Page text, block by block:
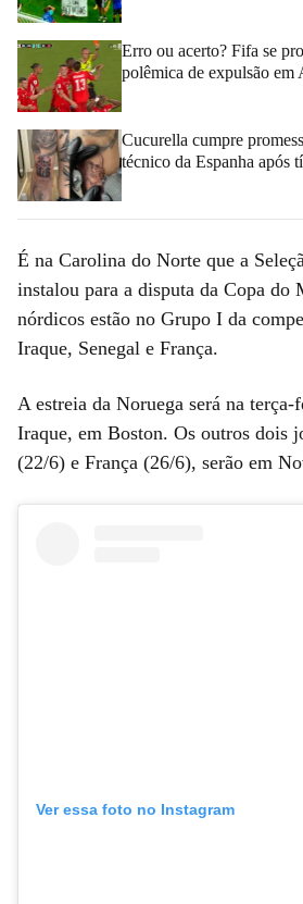
Erro ou acerto? Fifa se
polêmica de expulsão em
Cucurella cumpre
técnico da Espanha após
É na Carolina do Norte que a
instalou para a disputa da Copa do
nórdicos estão no Grupo I da
Iraque, Senegal e França.
A estreia da Noruega será na
Iraque, em Boston. Os outros dois
(22/6) e França (26/6), serão em
Ver essa foto no Instagram